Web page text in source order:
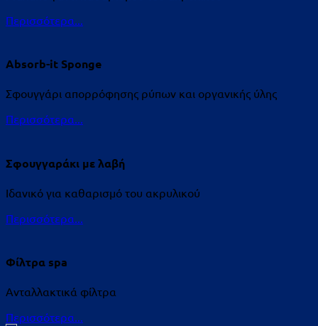
Περισσότερα...
Absorb-it Sponge
Σφουγγάρι απορρόφησης ρύπων και οργανικής ύλης
Περισσότερα...
Σφουγγαράκι με λαβή
Ιδανικό για καθαρισμό του ακρυλικού
Περισσότερα...
Φίλτρα spa
Ανταλλακτικά φίλτρα
Περισσότερα...